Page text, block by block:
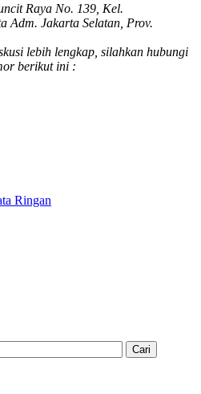
Raya No. 139, Kel.
Adm. Jakarta Selatan, Prov.
lebih lengkap, silahkan hubungi
berikut ini :
Ringan
Cari